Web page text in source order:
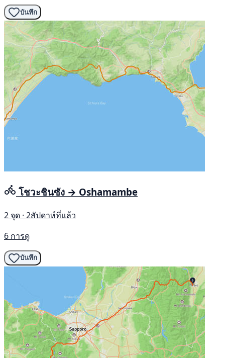
บันทึก
โชวะชินซัง → Oshamambe
2 จุด · 2สัปดาห์ที่แล้ว
6 การดู
บันทึก